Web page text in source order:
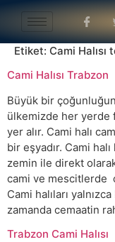
Etiket: Cami Halısı
Cami Halısı Trabzon
Büyük bir
ülkemizde her yerde
yer alır. Cami halı
bir eşyadır. Cami
zemin ile direkt
cami ve mescitlerde
Cami halıları
zamanda cemaatin
Trabzon Cami Halısı